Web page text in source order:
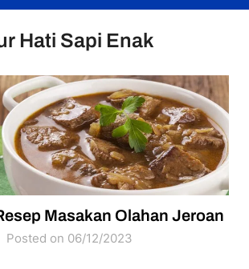
Hati Sapi Enak
Masakan Olahan Jeroan
Posted on 06/12/2023